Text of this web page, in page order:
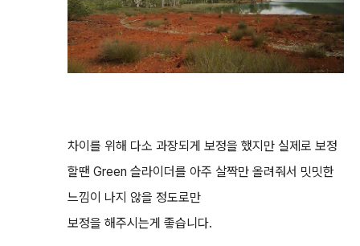
차이를 위해 다소 과장되게 보정을 했지만 실제로 보정
할땐 Green 슬라이더를 아주 살짝만 올려줘서 밋밋한
느낌이 나지 않을 정도로만
보정을 해주시는게 좋습니다.